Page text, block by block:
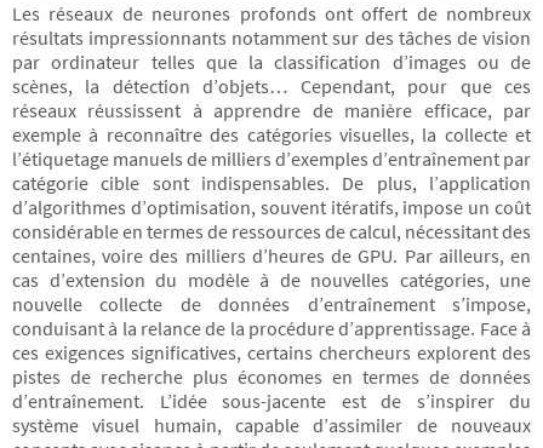
Les réseaux de neurones profonds ont offert de nombreux
résultats impressionnants notamment sur des tâches de vision
par ordinateur telles que la classification d’images ou de
scènes, la détection d’objets… Cependant, pour que ces
réseaux réussissent à apprendre de manière efficace, par
exemple à reconnaître des catégories visuelles, la collecte et
l’étiquetage manuels de milliers d’exemples d’entraînement par
catégorie cible sont indispensables. De plus, l’application
d’algorithmes d’optimisation, souvent itératifs, impose un coût
considérable en termes de ressources de calcul, nécessitant des
centaines, voire des milliers d’heures de GPU. Par ailleurs, en
cas d’extension du modèle à de nouvelles catégories, une
nouvelle collecte de données d’entraînement s’impose,
conduisant à la relance de la procédure d’apprentissage. Face à
ces exigences significatives, certains chercheurs explorent des
pistes de recherche plus économes en termes de données
d’entraînement. L’idée sous-jacente est de s’inspirer du
système visuel humain, capable d’assimiler de nouveaux